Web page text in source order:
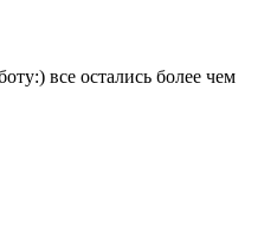
все остались более чем